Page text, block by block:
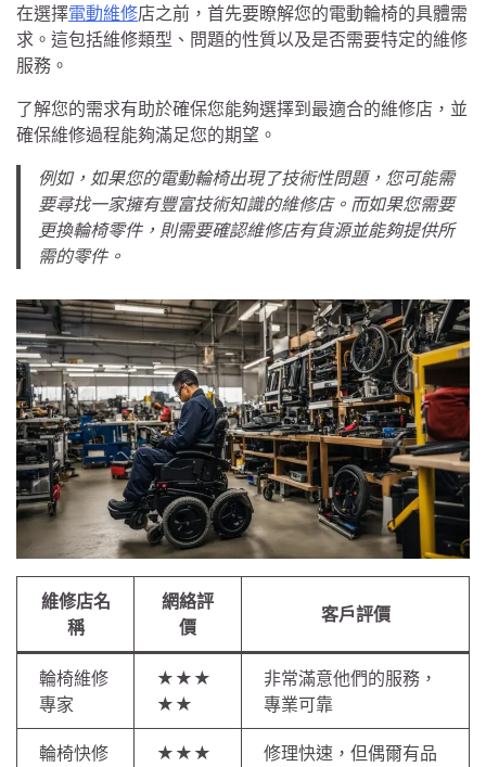
在選擇電動維修店之前，首先要瞭解您的電動輪椅的具體需
求。這包括維修類型、問題的性質以及是否需要特定的維修
服務。
了解您的需求有助於確保您能夠選擇到最適合的維修店，並
確保維修過程能夠滿足您的期望。
例如，如果您的電動輪椅出現了技術性問題，您可能需
要尋找一家擁有豐富技術知識的維修店。而如果您需要
更換輪椅零件，則需要確認維修店有貨源並能夠提供所
需的零件。
維修店名
稱
網絡評
價
客戶評價
輪椅維修
專家
★★★
★★
非常滿意他們的服務，
專業可靠
輪椅快修
★★★
修理快速，但偶爾有品